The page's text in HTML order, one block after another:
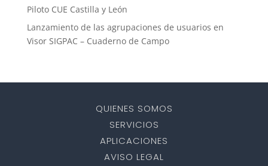
Piloto CUE Castilla y León
Lanzamiento de las agrupaciones de usuarios en
Visor SIGPAC – Cuaderno de Campo
QUIENES SOMOS
SERVICIOS
APLICACIONES
AVISO LEGAL